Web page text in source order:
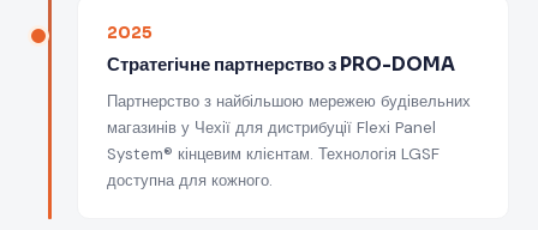
2025
Стратегічне партнерство з PRO-DOMA
Партнерство з найбільшою мережею будівельних
магазинів у Чехії для дистрибуції Flexi Panel
System® кінцевим клієнтам. Технологія LGSF
доступна для кожного.